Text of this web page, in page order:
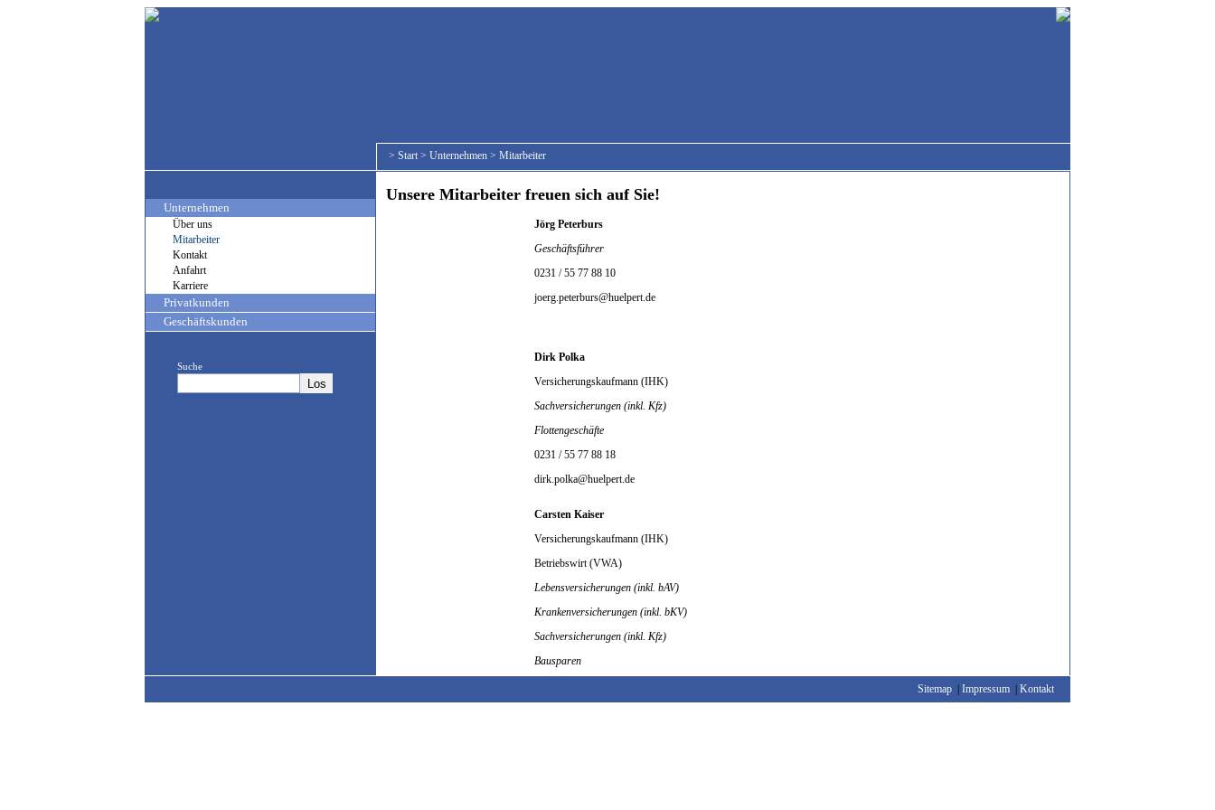
> Start > Unternehmen > Mitarbeiter
Unternehmen
Über uns
Mitarbeiter
Kontakt
Anfahrt
Karriere
Privatkunden
Geschäftskunden
Suche
Unsere Mitarbeiter freuen sich auf Sie!
Jörg Peterburs
Geschäftsführer
0231 / 55 77 88 10
joerg.peterburs@huelpert.de
Dirk Polka
Versicherungskaufmann (IHK)
Sachversicherungen (inkl. Kfz)
Flottengeschäfte
0231 / 55 77 88 18
dirk.polka@huelpert.de
Carsten Kaiser
Versicherungskaufmann (IHK)
Betriebswirt (VWA)
Lebensversicherungen (inkl. bAV)
Krankenversicherungen (inkl. bKV)
Sachversicherungen (inkl. Kfz)
Bausparen
Sitemap Impressum Kontakt